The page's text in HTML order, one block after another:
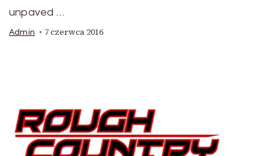
unpaved …
Admin 7 czerwca 2016